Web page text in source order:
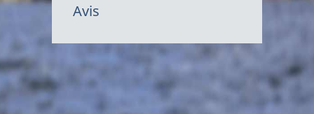
Avis
Canada